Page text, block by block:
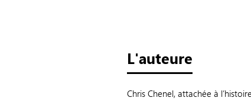
L'auteure
Chris Chenel, attachée à